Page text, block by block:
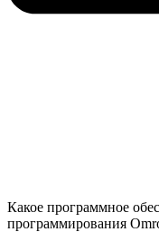
Какое программное
программирования